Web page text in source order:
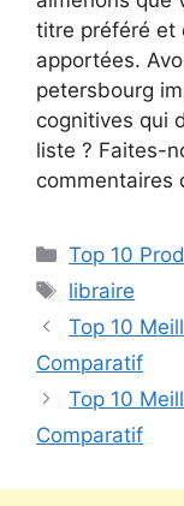
titre préféré et
apportées.
petersbourg
cognitives qui
liste ? Faites-
commentaires
Top 10
libraire
Top 10
Comparatif
Top 10
Comparatif